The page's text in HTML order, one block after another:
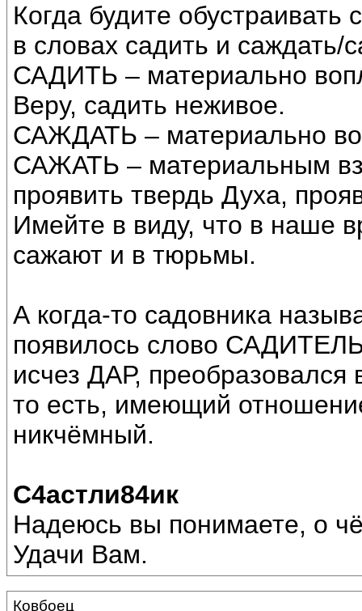
Когда будите
в словах садить и саждать/
САДИТЬ – материально
Веру, садить неживое.
САЖДАТЬ – материально
САЖАТЬ – материальным
проявить твердь Духа,
Имейте в виду, что в наше
сажают и в тюрьмы.
А когда-то садовника
появилось слово
исчез ДАР,
то есть, имеющий
никчёмный.
С4астли84ик
Надеюсь вы понимаете, о
Удачи Вам.
Ковбоец